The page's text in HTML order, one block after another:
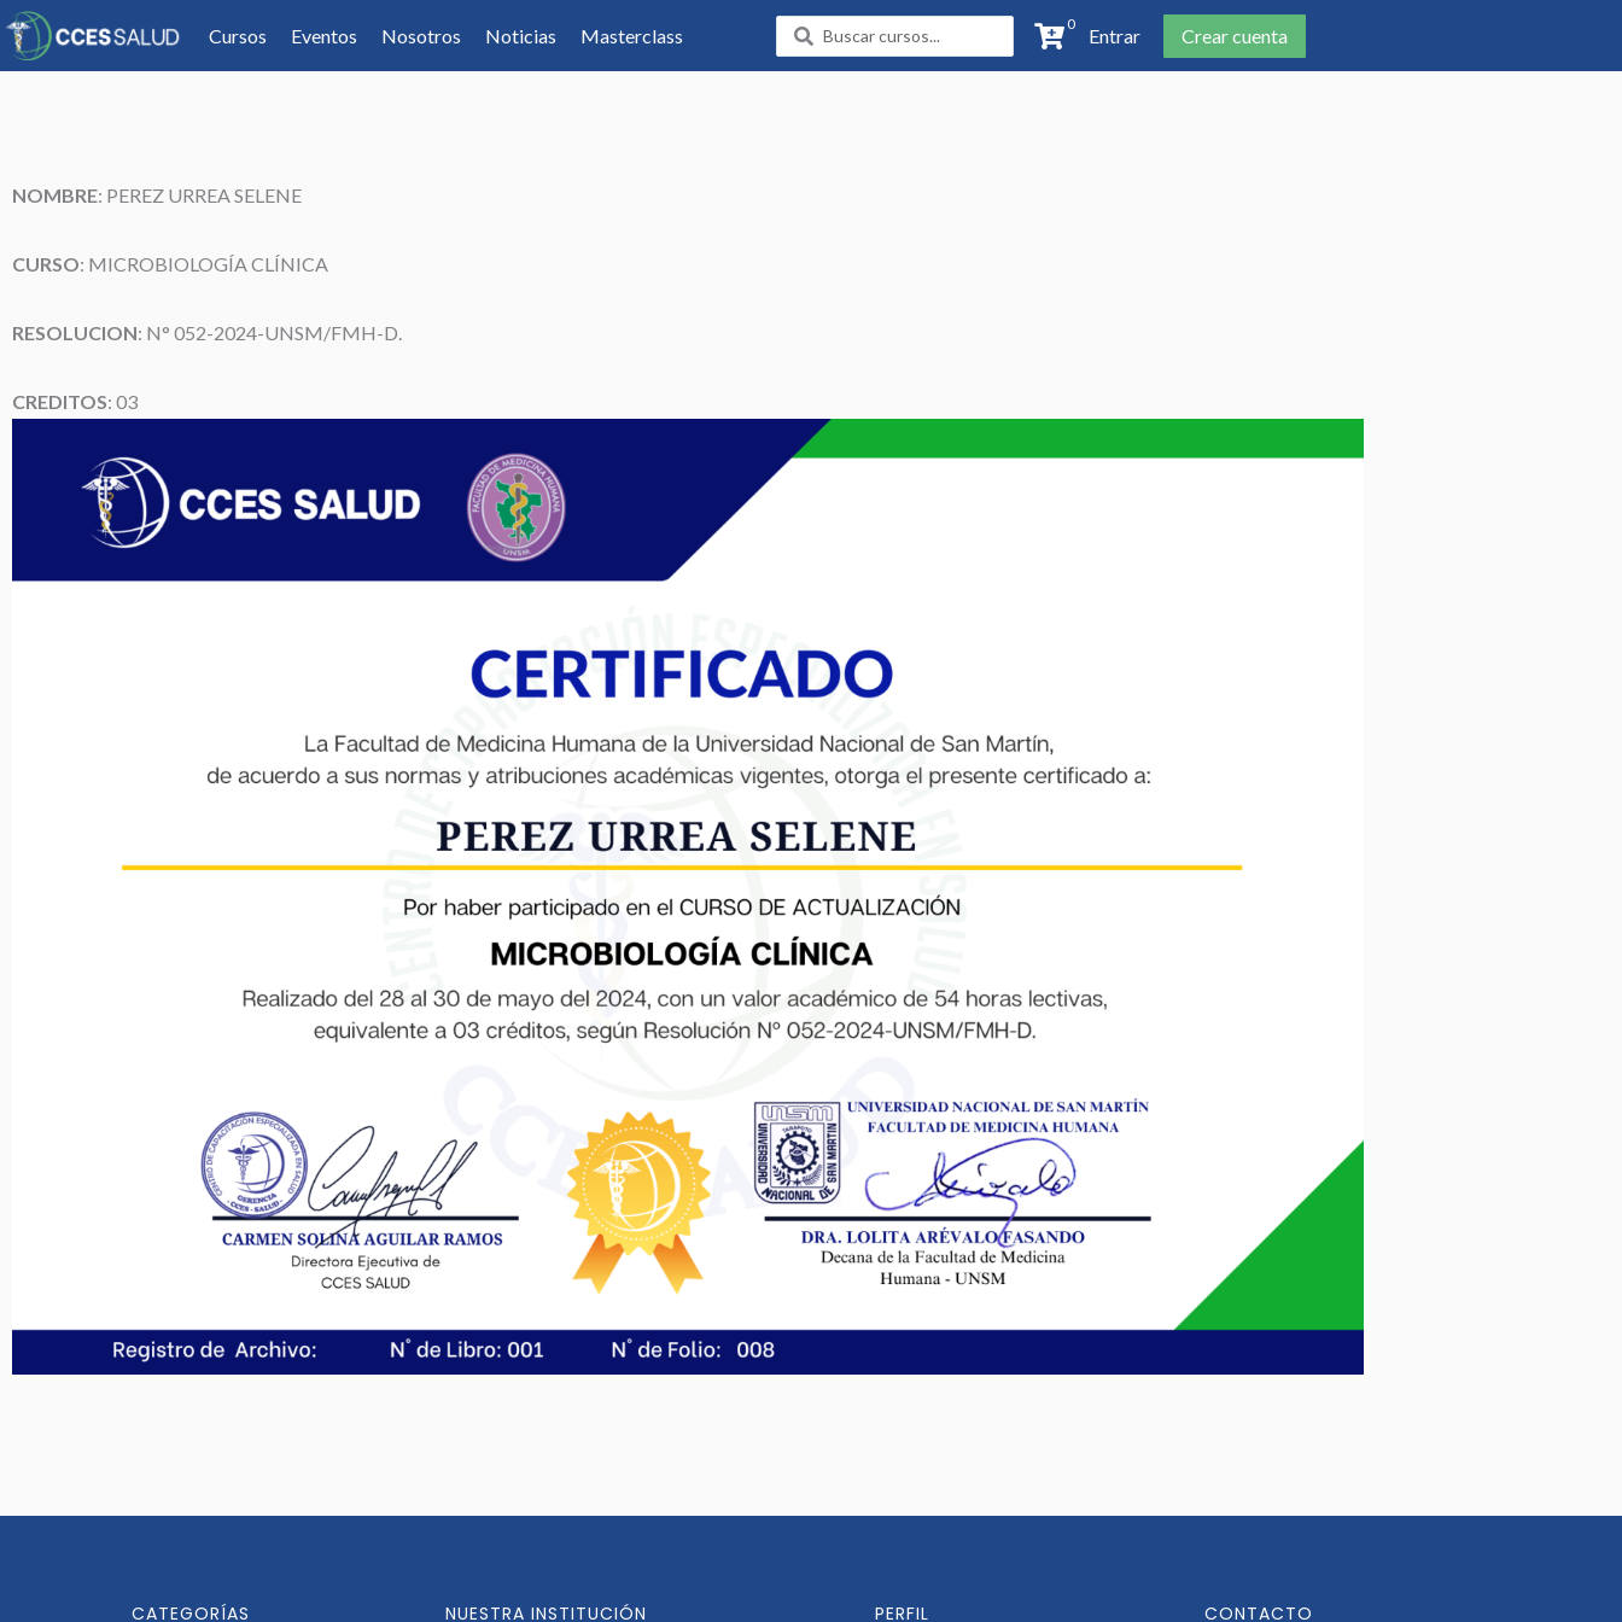
Cursos Eventos Nosotros Noticias Masterclass
Search
...
0
Entrar Crear cuenta
NOMBRE: PEREZ URREA SELENE
CURSO: MICROBIOLOGÍA CLÍNICA
RESOLUCION: N° 052-2024-UNSM/FMH-D.
CREDITOS: 03
CATEGORÍAS NUESTRA INSTITUCIÓN PERFIL CONTACTO